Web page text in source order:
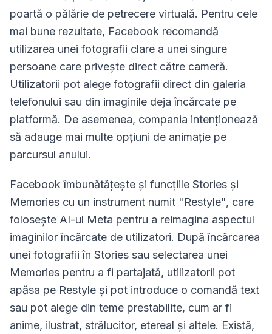
poartă o pălărie de petrecere virtuală. Pentru cele
mai bune rezultate, Facebook recomandă
utilizarea unei fotografii clare a unei singure
persoane care privește direct către cameră.
Utilizatorii pot alege fotografii direct din galeria
telefonului sau din imaginile deja încărcate pe
platformă. De asemenea, compania intenționează
să adauge mai multe opțiuni de animație pe
parcursul anului.
Facebook îmbunătățește și funcțiile Stories și
Memories cu un instrument numit "Restyle", care
folosește AI-ul Meta pentru a reimagina aspectul
imaginilor încărcate de utilizatori. După încărcarea
unei fotografii în Stories sau selectarea unei
Memories pentru a fi partajată, utilizatorii pot
apăsa pe Restyle și pot introduce o comandă text
sau pot alege din teme prestabilite, cum ar fi
anime, ilustrat, strălucitor, etereal și altele. Există,